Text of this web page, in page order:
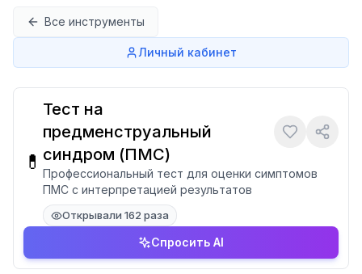
Все инструменты
Личный кабинет
💊
Тест на
предменструальный
синдром (ПМС)
Профессиональный тест для оценки симптомов
ПМС с интерпретацией результатов
Открывали 162 раза
Спросить AI